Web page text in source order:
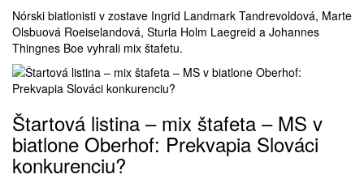
Nórski biatlonisti v zostave Ingrid Landmark Tandrevoldová, Marte
Olsbuová Roeiselandová, Sturla Holm Laegreid a Johannes
Thingnes Boe vyhrali mix štafetu.
Štartová listina – mix štafeta – MS v
biatlone Oberhof: Prekvapia Slováci
konkurenciu?